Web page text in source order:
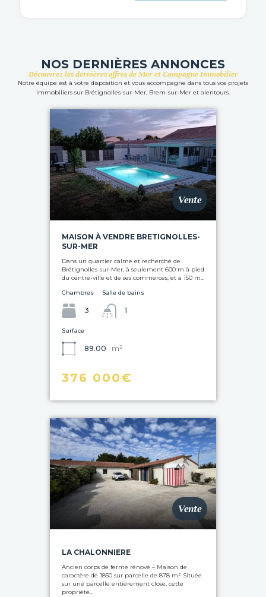
NOS DERNIÈRES ANNONCES
Découvrez les dernières offres de Mer et Campagne Immobilier
Notre équipe est à votre disposition et vous accompagne dans tous vos projets
immobiliers sur Brétignolles-sur-Mer, Brem-sur-Mer et alentours.
Vente
MAISON À VENDRE BRETIGNOLLES-
SUR-MER
Dans un quartier calme et recherché de
Brétignolles-sur-Mer, à seulement 600 m à pied
du centre-ville et de ses commerces, et à 150 m…
Chambres
3
Salle de bains
1
Surface
89.00 m²
376 000€
Vente
LA CHALONN­IERE
Ancien corps de ferme rénové – Maison de
caractère de 1850 sur parcelle de 878 m² Située
sur une parcelle entièrement close, cette
propriété…